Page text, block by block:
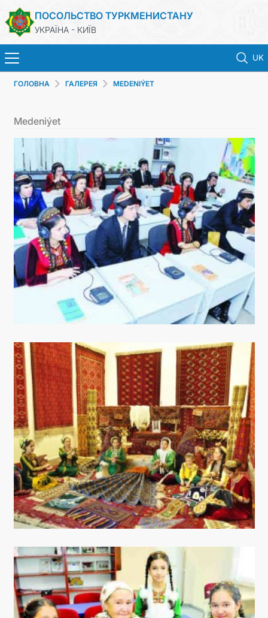
ПОСОЛЬСТВО ТУРКМЕНИСТАНУ
УКРАЇНА - КИЇВ
UK
ГОЛОВНА
ТУРКМЕНИСТАН
КОНСУЛЬСЬКІ ПОСЛУГИ
МЗС
КОНТАКТНІ ДАНІ
ГОЛОВНА ГАЛЕРЕЯ MEDENIÝET
Medeniýet